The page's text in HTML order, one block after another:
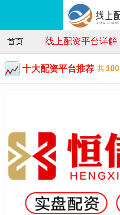
首页 线上配资平台详解
十大配资平台推荐 共100